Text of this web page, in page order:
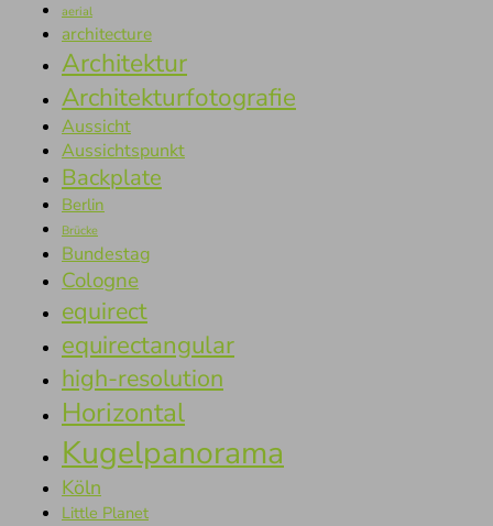
aerial
architecture
Architektur
Architekturfotografie
Aussicht
Aussichtspunkt
Backplate
Berlin
Brücke
Bundestag
Cologne
equirect
equirectangular
high-resolution
Horizontal
Kugelpanorama
Köln
Little Planet